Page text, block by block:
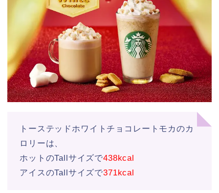
トーステッドホワイトチョコレートモカのカ
ロリーは、
ホットのTallサイズで438kcal
アイスのTallサイズで371kcal